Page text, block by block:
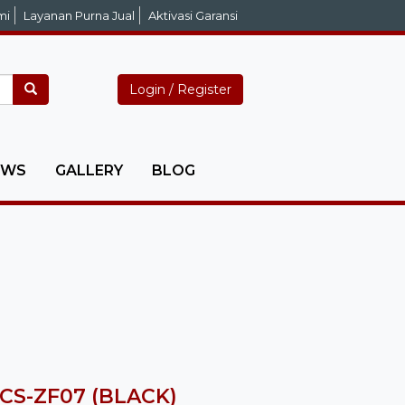
Layanan Purna Jual Aktivasi Garansi
Login / Register
GALLERY BLOG
ZF07 (BLACK)